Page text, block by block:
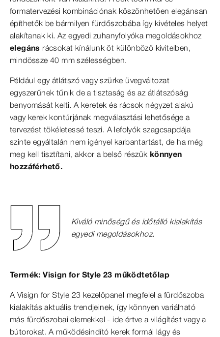
formatervezési kombinációnak köszönhetően elegánsan
építhetők be bármilyen fürdőszobába így kivételes helyet
alakítanak ki. Az egyedi zuhanyfolyóka megoldásokhoz
elegáns rácsokat kínálunk öt különböző kivitelben,
mindössze 40 mm szélességben.
Például egy átlátszó vagy szürke üvegváltozat
egyszerűnek tűnik de a tisztaság és az átlátszóság
benyomását kelti. A keretek és rácsok négyzet alakú
vagy kerek kontúrjának megválasztási lehetősége a
tervezést tökéletessé teszi. A lefolyók szagcsapdája
szinte egyáltalán nem igényel karbantartást, de ha még
meg kell tisztítani, akkor a belső részük könnyen
hozzáférhető.
Kiváló minőségű és időtálló kialakítás
egyedi megoldásokhoz.
Termék: Visign for Style 23 működtetőlap
A Visign for Style 23 kezelőpanel megfelel a fürdőszoba
kialakítás aktuális trendjeinek, így könnyen variálható
más fürdőszobai elemekkel - ide értve a világítást vagy a
bútorokat. A működésindító kerek formái lágy és